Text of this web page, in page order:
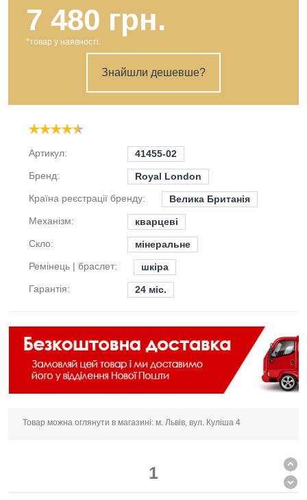
7 480 грн.
*товар у наявності.
Знайшли дешевше?
Артикул:
41455-02
Бренд:
Royal London
Країна реєстрації бренду:
Велика Британія
Механізм:
кварцеві
Скло:
мінеральне
Ремінець | браслет:
шкіра
Гарантія:
24 міс.
Товар можна оглянути в магазині: м. Львів, вул. Куліша 4